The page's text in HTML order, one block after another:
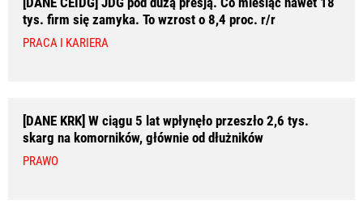
tys. firm się zamyka. To wzrost o 8,4 proc. r/r
PRACA I KARIERA
[DANE KRK] W ciągu 5 lat wpłynęło przeszło 2,6 tys.
skarg na komorników, głównie od dłużników
PRAWO